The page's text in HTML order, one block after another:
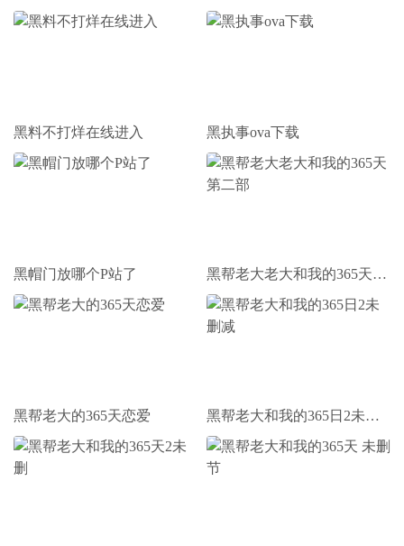
黑料不打烊在线进入 黑执事ova下载
黑帽门放哪个P站了 黑帮老大老大和我的365天第二部
黑帮老大的365天恋爱 黑帮老大和我的365日2未删减